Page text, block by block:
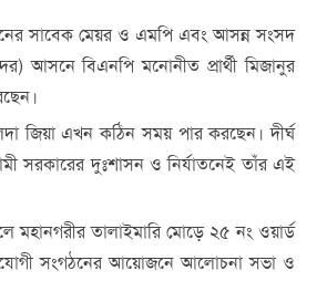
সাবেক মেয়র ও এমপি এবং আসন্ন সংসদ
আসনে বিএনপি মনোনীত প্রার্থী মিজানুর
জিয়া এখন কঠিন সময় পার করছেন। দীর্ঘ
সরকারের দুঃশাসন ও নির্যাতনেই তাঁর এই
মহানগরীর তালাইমারি মোড়ে ২৫ নং ওয়ার্ড
সংগঠনের আয়োজনে আলোচনা সভা ও